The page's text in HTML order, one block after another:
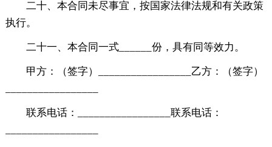
二十、本合同未尽事宜，按国家法律法规和有关政策
执行。
二十一、本合同一式______份，具有同等效力。
甲方：（签字）_________________乙方：（签字）
联系电话：_________________联系电话：